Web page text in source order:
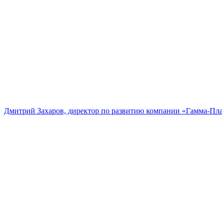
Дмитрий Захаров, директор по развитию компании «Гамма-